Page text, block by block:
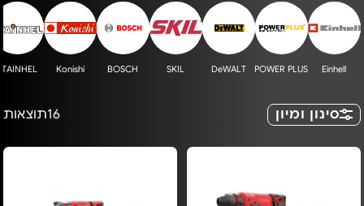
Einhell
POWER PLUS
DeWALT
SKIL
BOSCH
Konishi
סינון ומיון 16תוצאות